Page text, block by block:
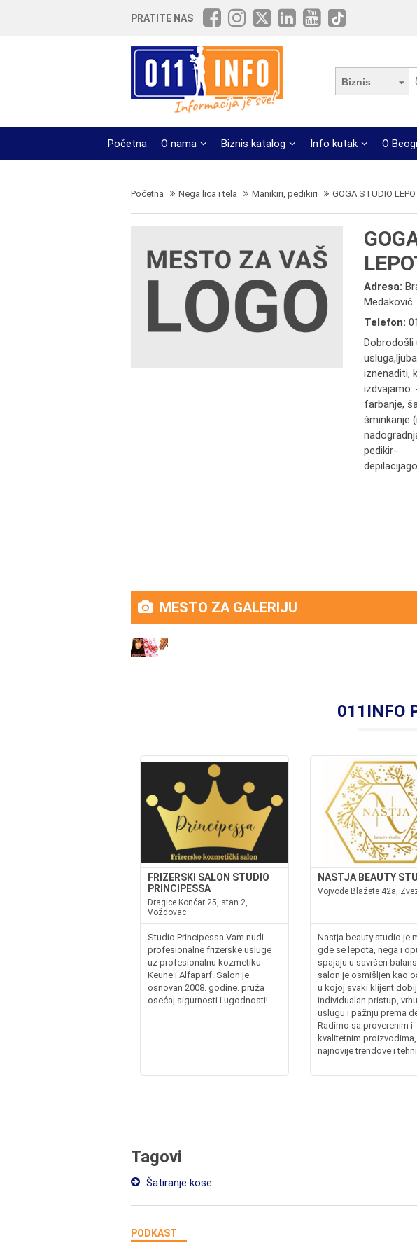
PRATITE NAS
Biznis
Početna O nama Biznis katalog Info kutak O
Početna Nega lica i tela Manikiri, pedikiri GOGA STUDIO
Adresa:
Medaković
Telefon:
iznenaditi,
izdvajamo:
farbanje,
šminkanje
pedikir-
MESTO ZA GALERIJU
011INFO
FRIZERSKI SALON STUDIO
PRINCIPESSA
Dragice Končar 25, stan 2,
Voždovac
Studio Principessa Vam nudi
profesionalne frizerske usluge
uz profesionalnu kozmetiku
Keune i Alfaparf. Salon je
osnovan 2008. godine. pruža
osećaj sigurnosti i ugodnosti!
NASTJA BEAUTY
Vojvode Blažete 42a,
Nastja beauty studio je
gde se lepota, nega i
spajaju u savršen
salon je osmišljen kao
u kojoj svaki klijent
individualan pristup,
uslugu i pažnju prema
Radimo sa proverenim i
kvalitetnim
najnovije trendove i
Tagovi
Šatiranje kose
PODKAST